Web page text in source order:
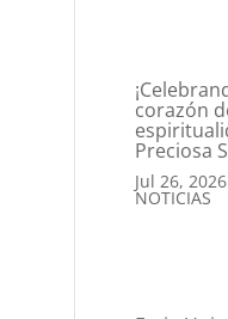
corazón
Preciosa
Jul 26, 2026
NOTICIAS